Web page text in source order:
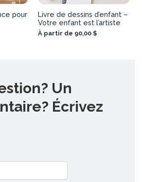
pour
Livre de dessins d’enfant –
Votre enfant est l’artiste
À partir de 90,00 $
Un
Écrivez